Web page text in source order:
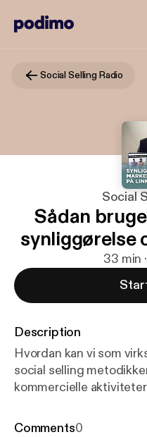
Social Selling Radio
Social
Sådan
synliggørelse
33 min
Description
Hvordan kan vi som
social selling
kommercielle
konkret inspiration og
Comments0